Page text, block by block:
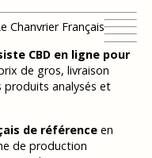
Chanvrier Français
CBD en ligne pour
de gros, livraison
produits analysés et
de référenceen
de production